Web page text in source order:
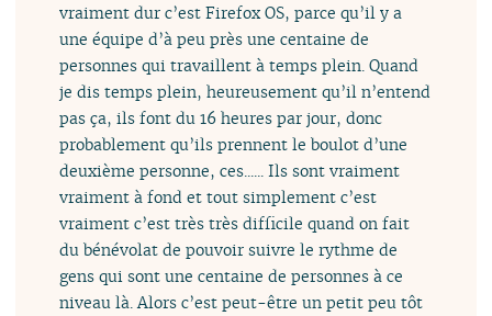
vraiment dur c’est Firefox OS, parce qu’il y a
une équipe d’à peu près une centaine de
personnes qui travaillent à temps plein. Quand
je dis temps plein, heureusement qu’il n’entend
pas ça, ils font du 16 heures par jour, donc
probablement qu’ils prennent le boulot d’une
deuxième personne, ces...... Ils sont vraiment
vraiment à fond et tout simplement c’est
vraiment c’est très très difficile quand on fait
du bénévolat de pouvoir suivre le rythme de
gens qui sont une centaine de personnes à ce
niveau là. Alors c’est peut-être un petit peu tôt